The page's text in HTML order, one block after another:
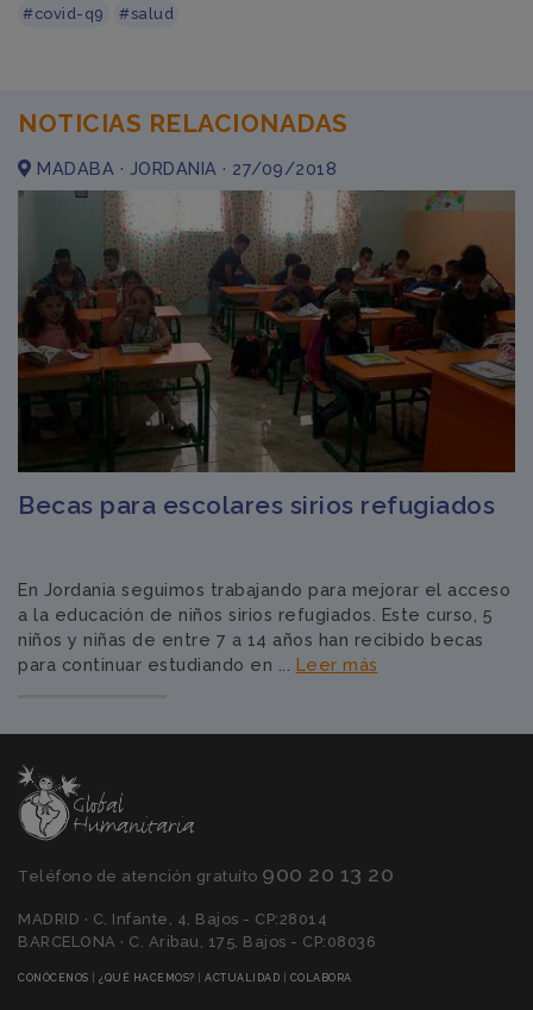
#covid-q9
#salud
NOTICIAS RELACIONADAS
MADABA · JORDANIA · 27/09/2018
Becas para escolares sirios refugiados
En Jordania seguimos trabajando para mejorar el acceso
a la educación de niños sirios refugiados. Este curso, 5
niños y niñas de entre 7 a 14 años han recibido becas
para continuar estudiando en ... Leer más
Teléfono de atención gratuíto 900 20 13 20
MADRID · C. Infante, 4, Bajos - CP:28014
BARCELONA · C. Aribau, 175, Bajos - CP:08036
CONÓCENOS (CURRENT)
¿QUÉ HACEMOS? (CURRENT)
ACTUALIDAD (CURRENT)
COLABORA(CURRENT)